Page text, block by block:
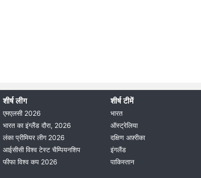
शीर्ष लीग
एमएलसी 2026
भारत का इंग्लैंड दौरा, 2026
लंका प्रीमियर लीग 2026
आईसीसी विश्व टेस्ट चैम्पियनशिप
फीफा विश्व कप 2026
शीर्ष टीमें
भारत
ऑस्ट्रेलिया
दक्षिण अफ़्रीका
इंगलैंड
पाकिस्तान